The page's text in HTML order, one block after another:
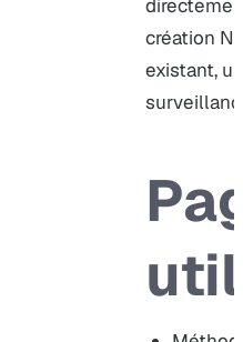
création
existant,